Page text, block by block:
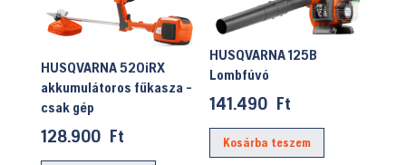
HUSQVARNA 520iRX
akkumulátoros fűkasza -
csak gép
128.900 Ft
HUSQVARNA 125B
Lombfúvó
141.490 Ft
Kosárba teszem